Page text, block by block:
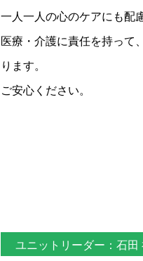
一人一人の心のケアにも配
医療・介護に責任を持って
ります。
ご安心ください。
ユニットリーダー：石田